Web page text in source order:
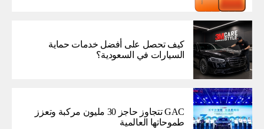
كيف تحصل على أفضل خدمات حماية
السيارات في السعودية؟
GAC تتجاوز حاجز 30 مليون مركبة وتعزز
طموحاتها العالمية